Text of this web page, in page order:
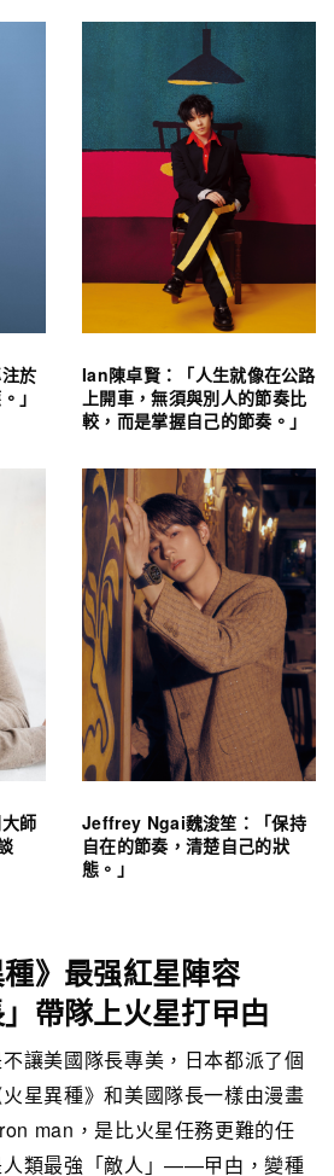
於
」
Ian陳卓賢：「人生就像在公路
上開車，無須與別人的節奏比
較，而是掌握自己的節奏。」
師
Jeffrey Ngai魏浚笙：「保持
自在的節奏，清楚自己的狀
態。」
種》最强紅星陣容
」帶隊上火星打曱甴
讓美國隊長專美，日本都派了個
星異種》和美國隊長一樣由漫畫
man，是比火星任務更難的任
人類最強「敵人」——曱甴，變種